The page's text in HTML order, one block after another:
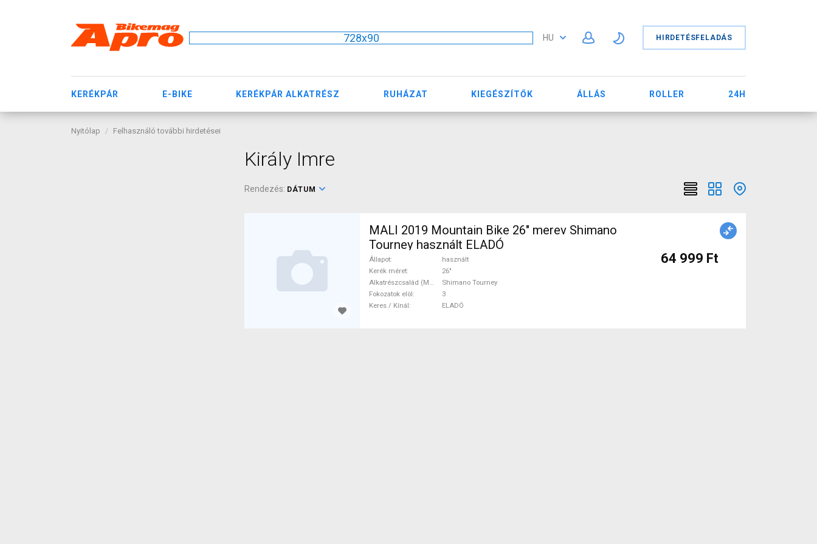
728x90 HU HIRDETÉSFELADÁS
KERÉKPÁR E-BIKE KERÉKPÁR ALKATRÉSZ RUHÁZAT KIEGÉSZÍTŐK ÁLLÁS ROLLER 24H
Nyitólap Felhasználó további hirdetései
Király Imre
Rendezés: DÁTUM
MALI 2019 Mountain Bike 26" merev Shimano
Tourney használt ELADÓ
Állapot
használt
Kerék méret
26"
Alkatrészcsalád (MTB)
Shimano Tourney
Fokozatok elöl
3
Keres / Kínál
ELADÓ
64 999 Ft